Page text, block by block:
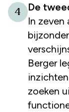
4
De
In zeven
Berger
zoeken